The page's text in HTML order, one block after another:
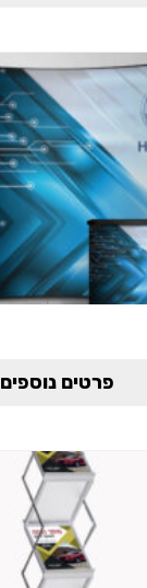
פרטים נוספים